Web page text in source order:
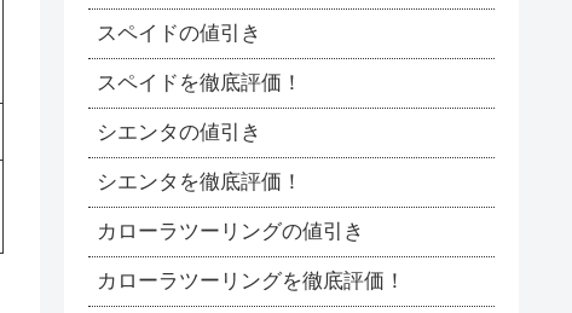
スペイドの値引き
スペイドを徹底評価！
シエンタの値引き
シエンタを徹底評価！
カローラツーリングの値引き
カローラツーリングを徹底評価！